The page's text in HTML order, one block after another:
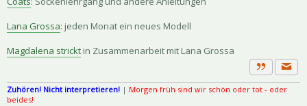
Lana Grossa: jeden Monat ein neues Modell
Magdalena strickt in Zusammenarbeit mit Lana Grossa
Zitat
Zuhören! Nicht interpretieren! | Morgen früh sind wir schön oder tot - oder
beides!